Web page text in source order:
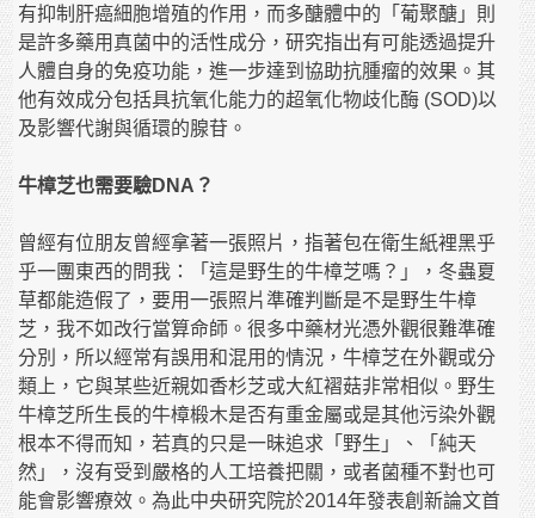
有抑制肝癌細胞增殖的作用，而多醣體中的「葡聚醣」則
是許多藥用真菌中的活性成分，研究指出有可能透過提升
人體自身的免疫功能，進一步達到協助抗腫瘤的效果。其
他有效成分包括具抗氧化能力的超氧化物歧化酶 (SOD)以
及影響代謝與循環的腺苷。
牛樟芝也需要驗DNA？
曾經有位朋友曾經拿著一張照片，指著包在衛生紙裡黑乎
乎一團東西的問我：「這是野生的牛樟芝嗎？」，冬蟲夏
草都能造假了，要用一張照片準確判斷是不是野生牛樟
芝，我不如改行當算命師。很多中藥材光憑外觀很難準確
分別，所以經常有誤用和混用的情況，牛樟芝在外觀或分
類上，它與某些近親如香杉芝或大紅褶菇非常相似。野生
牛樟芝所生長的牛樟椴木是否有重金屬或是其他污染外觀
根本不得而知，若真的只是一昧追求「野生」、「純天
然」，沒有受到嚴格的人工培養把關，或者菌種不對也可
能會影響療效。為此中央研究院於2014年發表創新論文首